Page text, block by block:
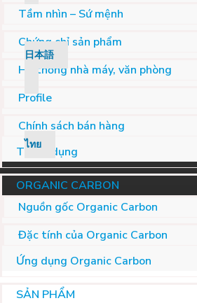
日本語
ไทย
Tầm nhìn – Sứ mệnh
Chứng chỉ sản phẩm
Hệ thống nhà máy, văn phòng
Profile
Chính sách bán hàng
Tuyển dụng
ORGANIC CARBON
Nguồn gốc Organic Carbon
Đặc tính của Organic Carbon
Ứng dụng Organic Carbon
SẢN PHẨM